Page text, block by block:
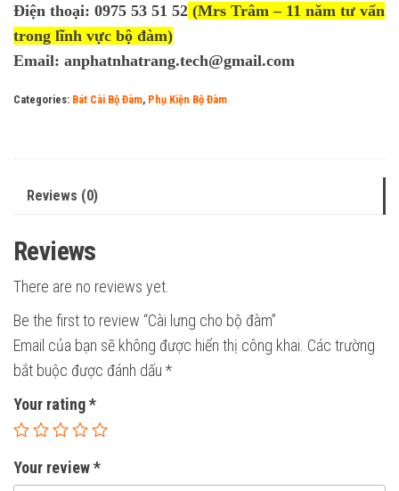
Điện thoại: 0975 53 51 52 (Mrs Trâm – 11 năm tư vấn
trong lĩnh vực bộ đàm)
Email: anphatnhatrang.tech@gmail.com
Categories: Bát Cài Bộ Đàm, Phụ Kiện Bộ Đàm
Reviews (0)
Reviews
There are no reviews yet.
Be the first to review “Cài lưng cho bộ đàm”
Email của bạn sẽ không được hiển thị công khai. Các trường
bắt buộc được đánh dấu *
Your rating*
Your review*